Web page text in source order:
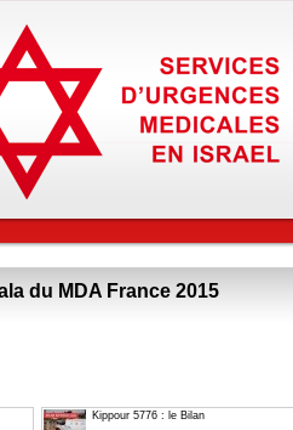
du MDA France 2015
Kippour 5776 : le Bilan